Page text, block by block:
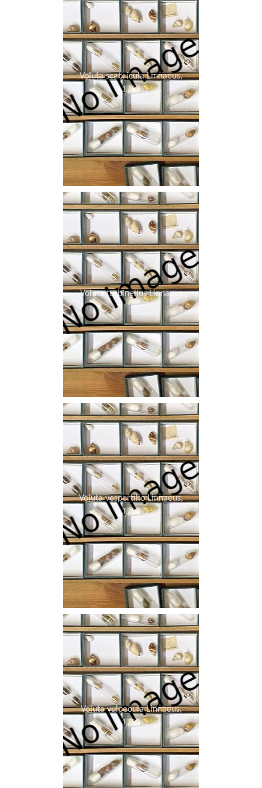
Voluta scabricula Linnaeus,
1767
Voluta turbinellus Linnaeus
Voluta vespertilio Linnaeus,
1758
Voluta vulpeoula Linnaeus,
1758